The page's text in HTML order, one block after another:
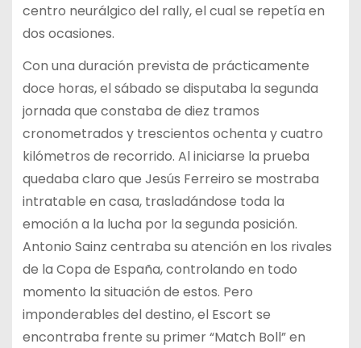
centro neurálgico del rally, el cual se repetía en
dos ocasiones.
Con una duración prevista de prácticamente
doce horas, el sábado se disputaba la segunda
jornada que constaba de diez tramos
cronometrados y trescientos ochenta y cuatro
kilómetros de recorrido. Al iniciarse la prueba
quedaba claro que Jesús Ferreiro se mostraba
intratable en casa, trasladándose toda la
emoción a la lucha por la segunda posición.
Antonio Sainz centraba su atención en los rivales
de la Copa de España, controlando en todo
momento la situación de estos. Pero
imponderables del destino, el Escort se
encontraba frente su primer “Match Boll” en